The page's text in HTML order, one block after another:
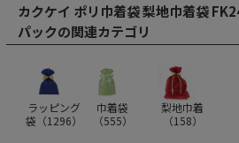
カクケイ ポリ巾着袋 梨地巾着袋
パックの関連カテゴリ
ラッピング
袋（1296）
巾着袋
（555）
梨地巾着
（158）